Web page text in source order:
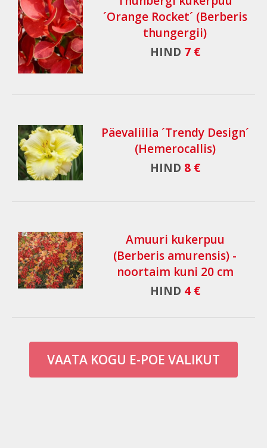
´Orange Rocket´ (Berberis
thungergii)
HIND 7 €
Päevaliilia ´Trendy Design´
(Hemerocallis)
HIND 8 €
Amuuri kukerpuu
(Berberis amurensis) -
noortaim kuni 20 cm
HIND 4 €
VAATA KOGU E-POE VALIKUT